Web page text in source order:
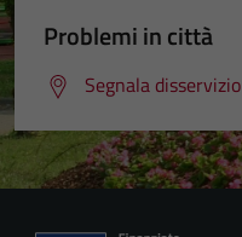
Problemi in città
Segnala disservizio